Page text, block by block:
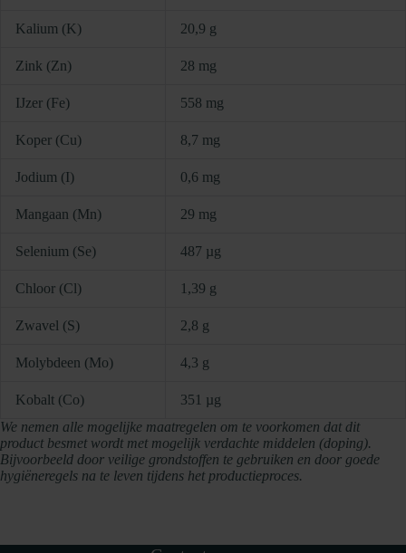
Kalium (K) 20,9 g
Zink (Zn) 28 mg
IJzer (Fe) 558 mg
Koper (Cu) 8,7 mg
Jodium (I) 0,6 mg
Mangaan (Mn) 29 mg
Selenium (Se) 487 µg
Chloor (Cl) 1,39 g
Zwavel (S) 2,8 g
Molybdeen (Mo) 4,3 g
Kobalt (Co)
351 µg
We nemen alle mogelijke maatregelen om te voorkomen dat dit
product besmet wordt met mogelijk verdachte middelen (doping).
Bijvoorbeeld door veilige grondstoffen te gebruiken en door goede
hygiëneregels na te leven tijdens het productieproces.